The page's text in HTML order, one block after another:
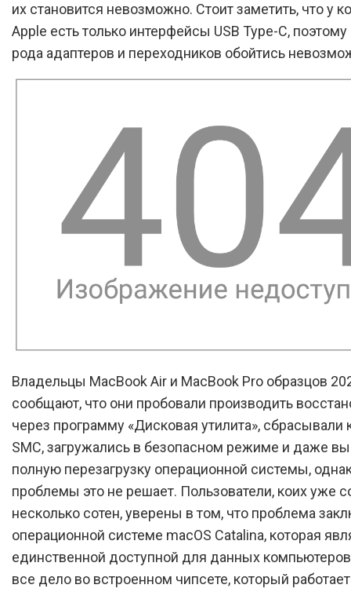
их становится невозможно. Стоит заметить, что у
Apple есть только интерфейсы USB Type-C, поэтому
рода адаптеров и переходников обойтись
Владельцы MacBook Air и MacBook Pro образцов
сообщают, что они пробовали производить
через программу «Дисковая утилита», сбрасывали
SMC, загружались в безопасном режиме и даже
полную перезагрузку операционной системы,
проблемы это не решает. Пользователи, коих уже
несколько сотен, уверены в том, что проблема
операционной системе macOS Catalina, которая
единственной доступной для данных
все дело во встроенном чипсете, который работает